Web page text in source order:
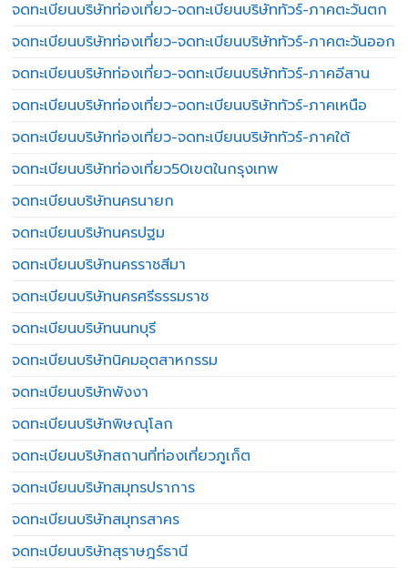
จดทะเบียนบริษัทท่องเที่ยว-จดทะเบียนบริษัททัวร์-ภาคตะวันตก
จดทะเบียนบริษัทท่องเที่ยว-จดทะเบียนบริษัททัวร์-ภาคตะวันออก
จดทะเบียนบริษัทท่องเที่ยว-จดทะเบียนบริษัททัวร์-ภาคอีสาน
จดทะเบียนบริษัทท่องเที่ยว-จดทะเบียนบริษัททัวร์-ภาคเหนือ
จดทะเบียนบริษัทท่องเที่ยว-จดทะเบียนบริษัททัวร์-ภาคใต้
จดทะเบียนบริษัทท่องเที่ยว50เขตในกรุงเทพ
จดทะเบียนบริษัทนครนายก
จดทะเบียนบริษัทนครปฐม
จดทะเบียนบริษัทนครราชสีมา
จดทะเบียนบริษัทนครศรีธรรมราช
จดทะเบียนบริษัทนนทบุรี
จดทะเบียนบริษัทนิคมอุตสาหกรรม
จดทะเบียนบริษัทพังงา
จดทะเบียนบริษัทพิษณุโลก
จดทะเบียนบริษัทสถานที่ท่องเที่ยวภูเก็ต
จดทะเบียนบริษัทสมุทรปราการ
จดทะเบียนบริษัทสมุทรสาคร
จดทะเบียนบริษัทสุราษฎร์ธานี